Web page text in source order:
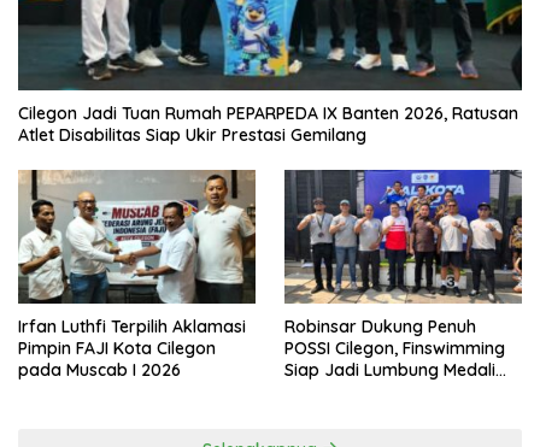
Cilegon Jadi Tuan Rumah PEPARPEDA IX Banten 2026, Ratusan
Atlet Disabilitas Siap Ukir Prestasi Gemilang
Irfan Luthfi Terpilih Aklamasi
Pimpin FAJI Kota Cilegon
pada Muscab I 2026
Robinsar Dukung Penuh
POSSI Cilegon, Finswimming
Siap Jadi Lumbung Medali